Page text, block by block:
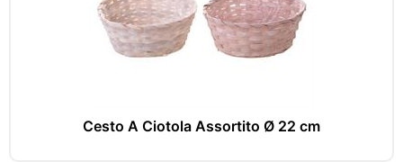
Cesto A Ciotola Assortito Ø 22 cm